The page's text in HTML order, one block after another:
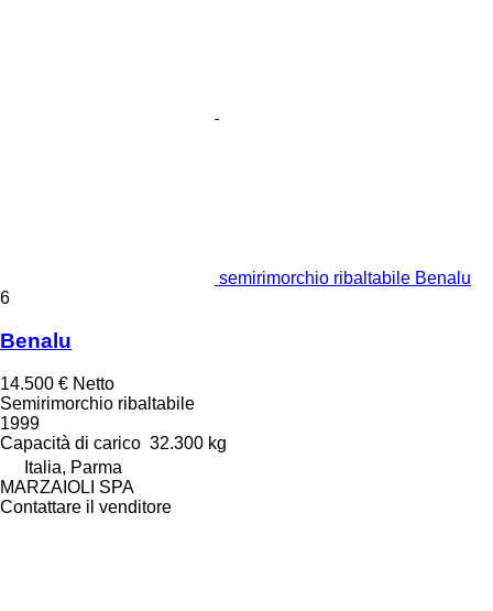
semirimorchio ribaltabile Benalu
6
Benalu
14.500 € Netto
Semirimorchio ribaltabile
1999
Capacità di carico 32.300 kg
Italia, Parma
MARZAIOLI SPA
Contattare il venditore